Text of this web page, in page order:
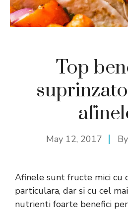
Top
May 12, 2017 By
Afinele sunt fructe mici cu
particulara, dar si cu cel
nutrienti foarte benefici